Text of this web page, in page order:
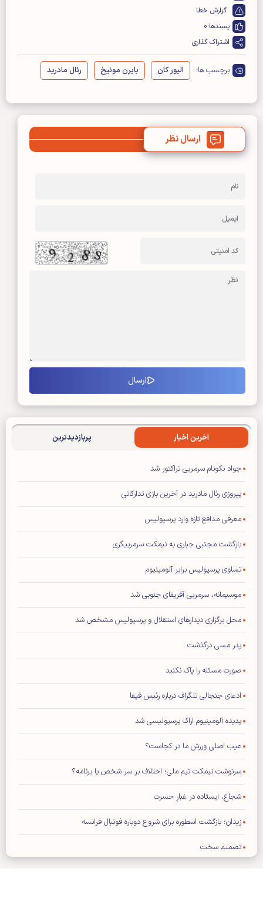
گزارش خطا
پسندها:0
اشتراک گذاری
برچسب ها: الیور کان بایرن مونیخ رئال مادرید
ارسال نظر
آخرین اخبار پربازدیدترین
جواد نکونام سرمربی تراکتور شد
پیروزی رئال مادرید در آخرین بازی تدارکاتی
معرفی مدافع تازه وارد پرسپولیس
بازگشت مجتبی جباری به نیمکت سرمربیگری
تساوی پرسپولیس برابر آلومینیوم
موسیمانه، سرمربی آفریقای جنوبی شد
محل برگزاری دیدار‌های استقلال و پرسپولیس مشخص شد
پدر مسی درگذشت
صورت مسئله را پاک نکنید
ادعای جنجالی تلگراف درباره رئیس فیفا
پدیده آلومینیوم اراک پرسپولیسی شد
عیب اصلی ورزش ما در کجاست؟
سرنوشت نیمکت تیم ملی؛ اختلاف بر سر شخص یا برنامه؟
شجاع، ایستاده در غبارِ حسرت
زیدان؛ بازگشت اسطوره برای شروع دوباره فوتبال فرانسه
تصمیم سخت